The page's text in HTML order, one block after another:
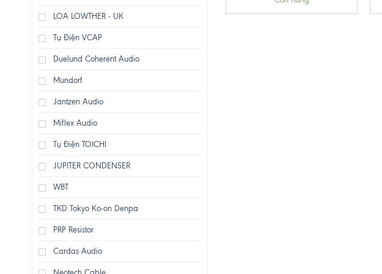
LOA LOWTHER - UK
Tụ Điện VCAP
Duelund Coherent Audio
Mundorf
Jantzen Audio
Miflex Audio
Tụ Điện TOICHI
JUPITER CONDENSER
WBT
TKD Tokyo Ko-on Denpa
PRP Resistor
Cardas Audio